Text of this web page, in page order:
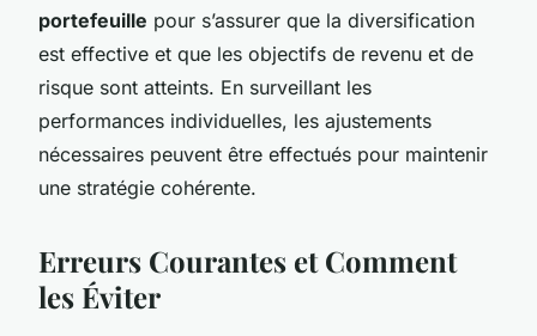
portefeuille pour s’assurer que la diversification
est effective et que les objectifs de revenu et de
risque sont atteints. En surveillant les
performances individuelles, les ajustements
nécessaires peuvent être effectués pour maintenir
une stratégie cohérente.
Erreurs Courantes et Comment
les Éviter